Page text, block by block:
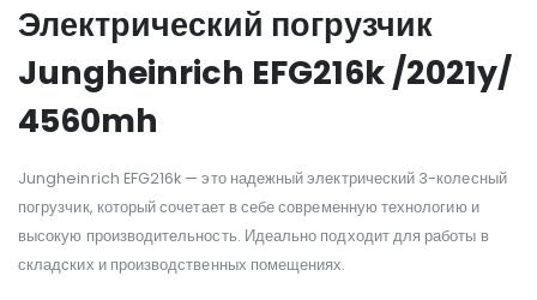
Электрический погрузчик
Jungheinrich EFG216k /2021y/
4560mh
Jungheinrich EFG216k — это надежный электрический 3-колесный
погрузчик, который сочетает в себе современную технологию и
высокую производительность. Идеально подходит для работы в
складских и производственных помещениях.